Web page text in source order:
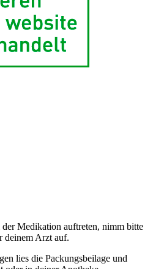
Medikation auftreten, nimm bitte
deinem Arzt auf.
lies die Packungsbeilage und